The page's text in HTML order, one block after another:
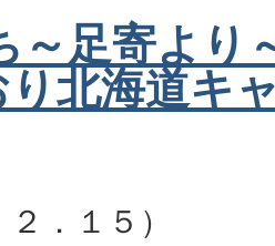
～足寄より
北海道キ
．１５）